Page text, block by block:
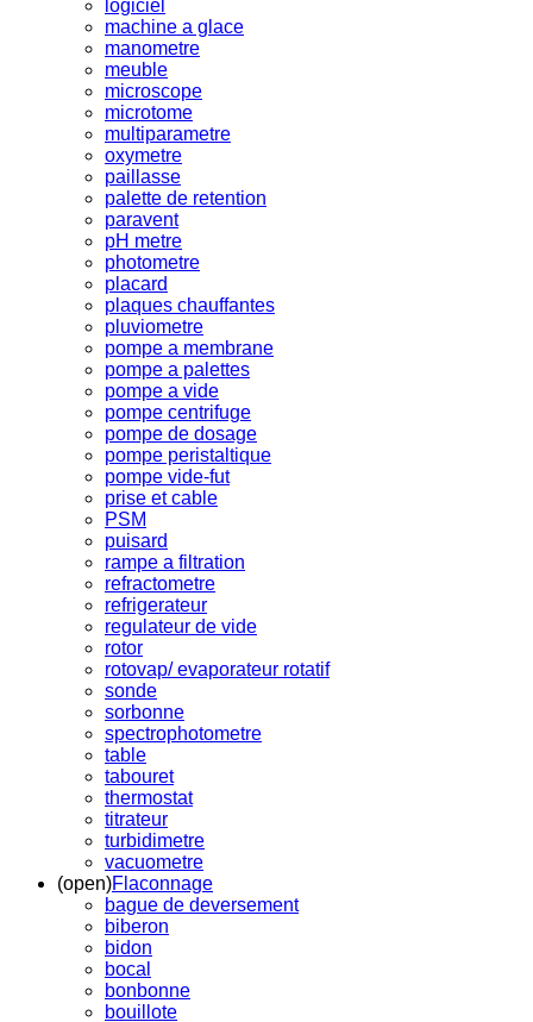
logiciel
machine a glace
manometre
meuble
microscope
microtome
multiparametre
oxymetre
paillasse
palette de retention
paravent
pH metre
photometre
placard
plaques chauffantes
pluviometre
pompe a membrane
pompe a palettes
pompe a vide
pompe centrifuge
pompe de dosage
pompe peristaltique
pompe vide-fut
prise et cable
PSM
puisard
rampe a filtration
refractometre
refrigerateur
regulateur de vide
rotor
rotovap/ evaporateur rotatif
sonde
sorbonne
spectrophotometre
table
tabouret
thermostat
titrateur
turbidimetre
vacuometre
(open)Flaconnage
bague de deversement
biberon
bidon
bocal
bonbonne
bouillote